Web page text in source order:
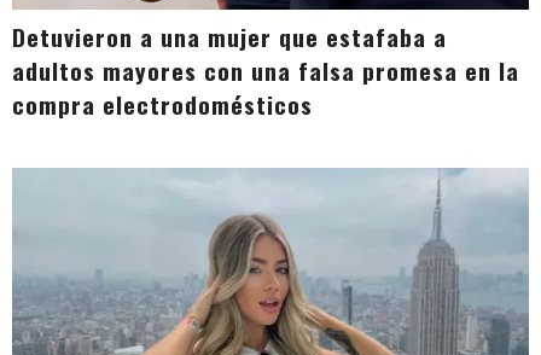
Detuvieron a una mujer que estafaba a
adultos mayores con una falsa promesa en la
compra electrodomésticos